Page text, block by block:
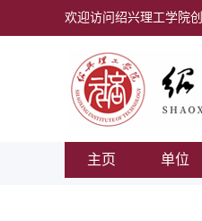
欢迎访问绍兴理工学院
主页 单位